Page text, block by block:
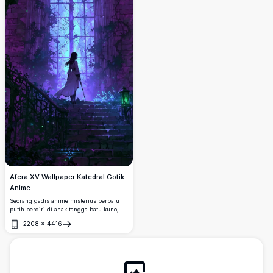
Afera XV Wallpaper Katedral Gotik
Anime
Seorang gadis anime misterius berbaju
putih berdiri di anak tangga batu kuno,
megah dan dibelit tanaman merambat
2208 × 4416
Buka